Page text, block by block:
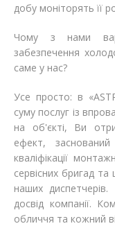
добу моніторять її
Чому з нами
забезпечення
саме у нас?
Усе просто: в
суму послуг із
на об'єкті, Ви
ефект,
кваліфікації
сервісних бригад та
наших
досвід компанії.
обличчя та кожний